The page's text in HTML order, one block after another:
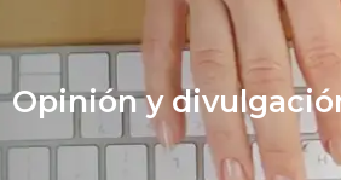
Opinión y